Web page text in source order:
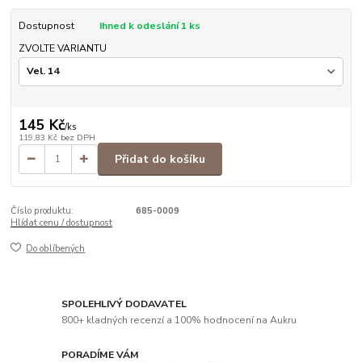
Dostupnost
Ihned k odeslání 1 ks
ZVOLTE VARIANTU
145 Kč/ks
119,83 Kč bez DPH
Přidat do košíku
Číslo produktu:
685-0009
Hlídat cenu / dostupnost
Do oblíbených
SPOLEHLIVÝ DODAVATEL
800+ kladných recenzí a 100% hodnocení na Aukru
PORADÍME VÁM